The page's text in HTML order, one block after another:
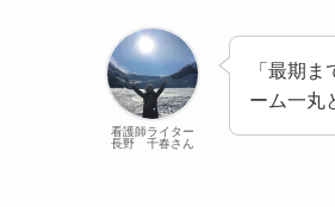
看護師ライター
長野 千春さん
「最期
ーム一丸